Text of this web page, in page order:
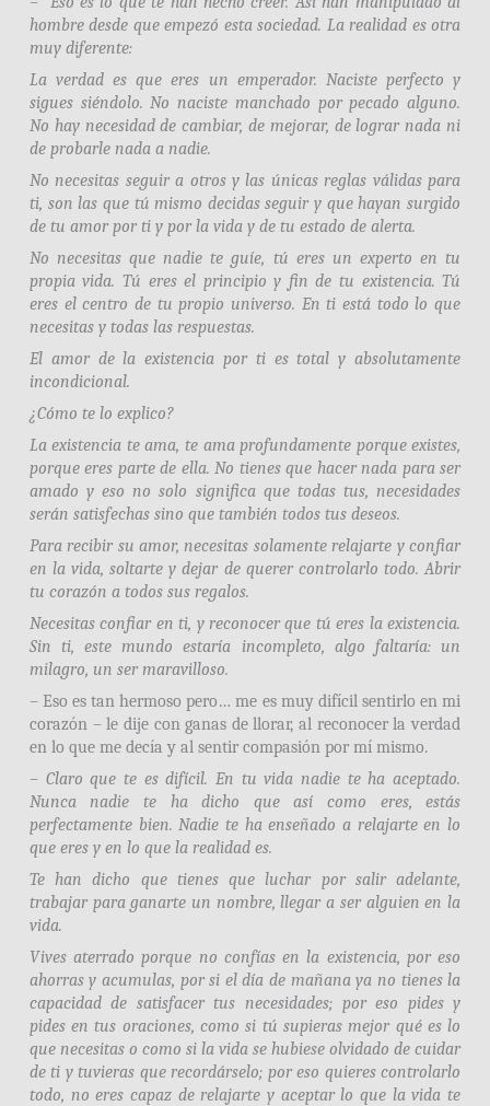
hombre desde que empezó esta sociedad. La realidad es otra
muy diferente:
La verdad es que eres un emperador. Naciste perfecto y
sigues siéndolo. No naciste manchado por pecado alguno.
No hay necesidad de cambiar, de mejorar, de lograr nada ni
de probarle nada a nadie.
No necesitas seguir a otros y las únicas reglas válidas para
ti, son las que tú mismo decidas seguir y que hayan surgido
de tu amor por ti y por la vida y de tu estado de alerta.
No necesitas que nadie te guíe, tú eres un experto en tu
propia vida. Tú eres el principio y fin de tu existencia. Tú
eres el centro de tu propio universo. En ti está todo lo que
necesitas y todas las respuestas.
El amor de la existencia por ti es total y absolutamente
incondicional.
¿Cómo te lo explico?
La existencia te ama, te ama profundamente porque existes,
porque eres parte de ella. No tienes que hacer nada para ser
amado y eso no solo significa que todas tus, necesidades
serán satisfechas sino que también todos tus deseos.
Para recibir su amor, necesitas solamente relajarte y confiar
en la vida, soltarte y dejar de querer controlarlo todo. Abrir
tu corazón a todos sus regalos.
Necesitas confiar en ti, y reconocer que tú eres la existencia.
Sin ti, este mundo estaría incompleto, algo faltaría: un
milagro, un ser maravilloso.
– Eso es tan hermoso pero… me es muy difícil sentirlo en mi
corazón – le dije con ganas de llorar, al reconocer la verdad
en lo que me decía y al sentir compasión por mí mismo.
– Claro que te es difícil. En tu vida nadie te ha aceptado.
Nunca nadie te ha dicho que así como eres, estás
perfectamente bien. Nadie te ha enseñado a relajarte en lo
que eres y en lo que la realidad es.
Te han dicho que tienes que luchar por salir adelante,
trabajar para ganarte un nombre, llegar a ser alguien en la
vida.
Vives aterrado porque no confías en la existencia, por eso
ahorras y acumulas, por si el día de mañana ya no tienes la
capacidad de satisfacer tus necesidades; por eso pides y
pides en tus oraciones, como si tú supieras mejor qué es lo
que necesitas o como si la vida se hubiese olvidado de cuidar
de ti y tuvieras que recordárselo; por eso quieres controlarlo
todo, no eres capaz de relajarte y aceptar lo que la vida te